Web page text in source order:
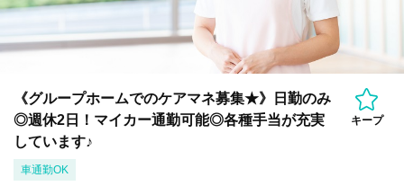
《グループホームでのケアマネ募集★》日勤のみ
◎週休2日！マイカー通勤可能◎各種手当が充実
しています♪
キープ
車通勤OK